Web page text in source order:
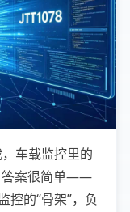
车载监控里的
答案很简单——
控的“骨架”，负